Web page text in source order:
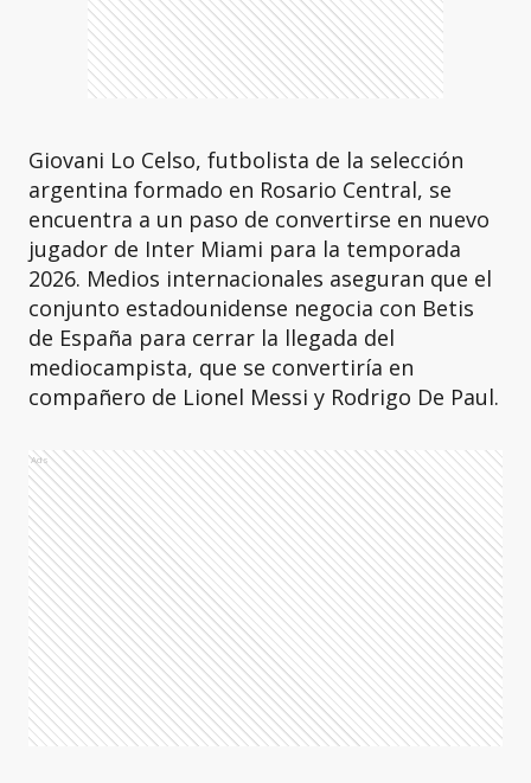
Giovani Lo Celso, futbolista de la selección
argentina formado en Rosario Central, se
encuentra a un paso de convertirse en nuevo
jugador de Inter Miami para la temporada
2026. Medios internacionales aseguran que el
conjunto estadounidense negocia con Betis
de España para cerrar la llegada del
mediocampista, que se convertiría en
compañero de Lionel Messi y Rodrigo De Paul.
Ads